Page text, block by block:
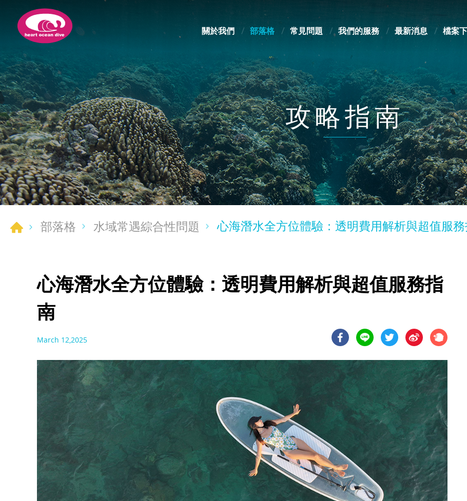
關於我們 部落格 常見問題 我們的服務 最新消息 檔案
攻略指南
部落格 水域常遇綜合性問題 心海潛水全方位體驗：透明費用解析與超值服
心海潛水全方位體驗：透明費用解析與超值服務指
南
March 12,2025